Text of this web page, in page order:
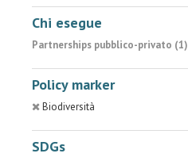
Chi esegue
Partnerships pubblico-privato (1)
Policy marker
Biodiversità
SDGs